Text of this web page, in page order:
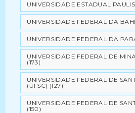
UNIVERSIDADE ESTADUAL
UNIVERSIDADE FEDERAL DA
UNIVERSIDADE FEDERAL DA
UNIVERSIDADE FEDERAL DE
(173)
UNIVERSIDADE FEDERAL DE
(UFSC) (127)
UNIVERSIDADE FEDERAL DE
(150)